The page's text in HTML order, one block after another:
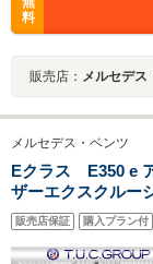
料
販売店： メルセデス
メルセデス・ベンツ
Eクラス E350 e
ザーエクスクル
全席ヒーター黒
エアロ19AW
ジ360カメ エアバ
販売店保証 購入プラン付